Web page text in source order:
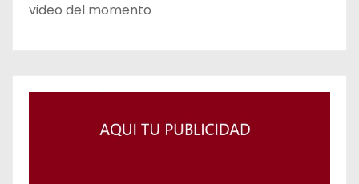
video del momento